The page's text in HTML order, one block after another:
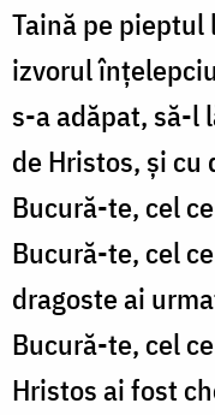
Taină pe
izvorul
s-a adăpat, să-l
de Hristos, şi cu
Bucură-te, cel
Bucură-te, cel
dragoste ai
Bucură-te, cel
Hristos ai fost